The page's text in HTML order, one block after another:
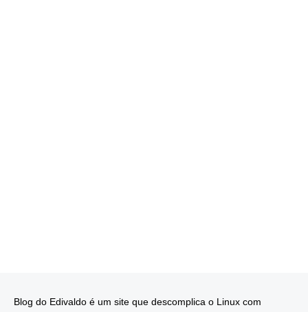
Blog do Edivaldo é um site que descomplica o Linux com